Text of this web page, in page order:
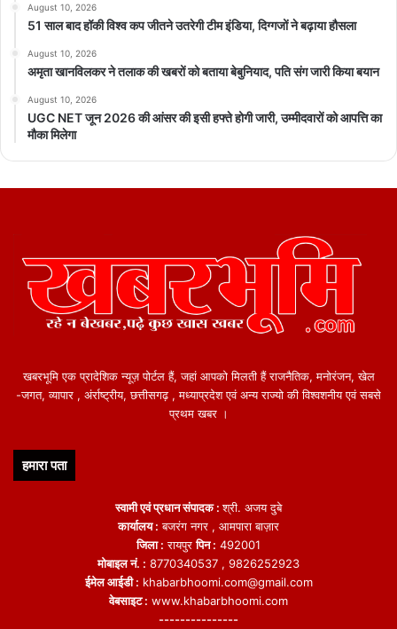
August 10, 2026
51 साल बाद हॉकी विश्व कप जीतने उतरेगी टीम इंडिया, दिग्गजों ने बढ़ाया हौसला
August 10, 2026
अमृता खानविलकर ने तलाक की खबरों को बताया बेबुनियाद, पति संग जारी किया बयान
August 10, 2026
UGC NET जून 2026 की आंसर की इसी हफ्ते होगी जारी, उम्मीदवारों को आपत्ति का
मौका मिलेगा
खबरभूमि एक प्रादेशिक न्यूज़ पोर्टल हैं, जहां आपको मिलती हैं राजनैतिक, मनोरंजन, खेल
-जगत, व्यापार , अंर्राष्ट्रीय, छत्तीसगढ़ , मध्याप्रदेश एवं अन्य राज्यो की विश्वशनीय एवं सबसे
प्रथम खबर ।
हमारा पता
स्वामी एवं प्रधान संपादक :श्री. अजय दुबे
कार्यालय : बजरंग नगर , आमपारा बाज़ार
जिला : रायपुरपिन : 492001
मोबाइल नं. : 8770340537 , 9826252923
ईमेल आईडी : khabarbhoomi.com@gmail.com
वेबसाइट : www.khabarbhoomi.com
---------------